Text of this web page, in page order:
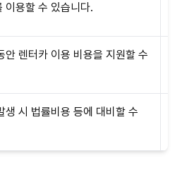
이용할 수 있습니다.
안 렌터카 이용 비용을 지원할 수
생 시 법률비용 등에 대비할 수